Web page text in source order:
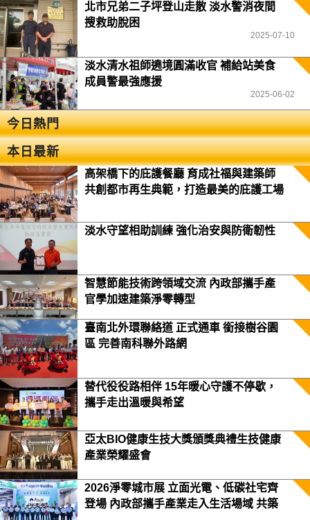
北市兄弟二子坪登山走散 淡水警消夜間
搜救助脫困
2025-07-10
淡水清水祖師遶境圓滿收官 補給站美食
成員警最強應援
2025-06-02
今日熱門
本日最新
高架橋下的庇護餐廳 育成社福與建築師
共創都市再生典範，打造最美的庇護工場
淡水守望相助訓練 強化治安與防衛韌性
智慧節能技術跨領域交流 內政部攜手產
官學加速建築淨零轉型
臺南北外環聯絡道 正式通車 銜接樹谷園
區 完善南科聯外路網
替代役役路相伴 15年暖心守護不停歇，
攜手走出溫暖與希望
亞太BIO健康生技大獎頒獎典禮生技健康
產業榮耀盛會
2026淨零城市展 立面光電、低碳社宅齊
登場 內政部攜手產業走入生活場域 共築